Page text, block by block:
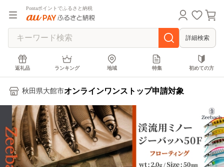
Pontaポイントでふるさと納税
詳細検索
返礼品 ランキング 地域 特集 初めての方
秋田県大館市オンラインワンストップ申請対象